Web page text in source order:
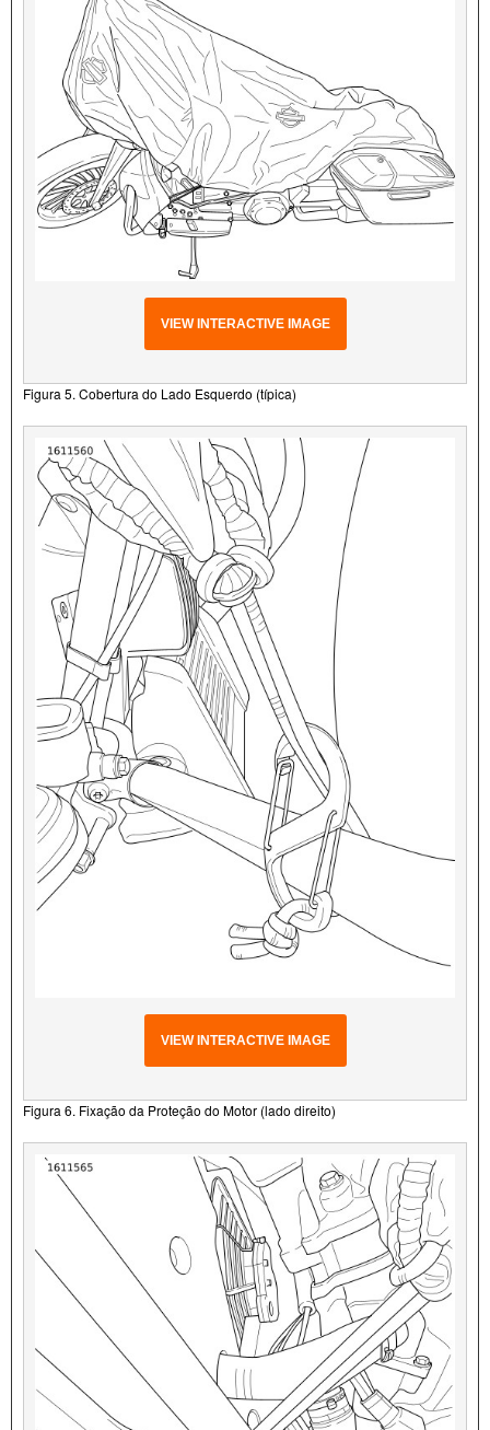
VIEW INTERACTIVE IMAGE
Figura 5. Cobertura do Lado Esquerdo (típica)
VIEW INTERACTIVE IMAGE
Figura 6. Fixação da Proteção do Motor (lado direito)